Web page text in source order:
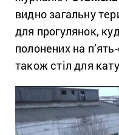
видно загальну
для прогулянок,
полонених на
також стіл для